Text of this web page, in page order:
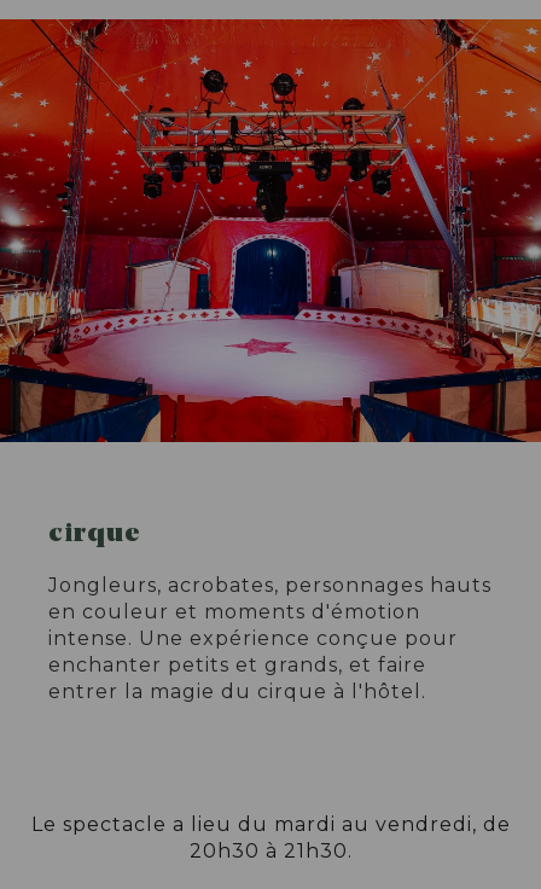
cirque
Jongleurs, acrobates, personnages hauts
en couleur et moments d'émotion
intense. Une expérience conçue pour
enchanter petits et grands, et faire
entrer la magie du cirque à l'hôtel.
Le spectacle a lieu du mardi au vendredi, de
20h30 à 21h30.